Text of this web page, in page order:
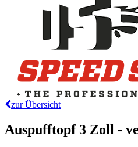
zur Übersicht
Auspufftopf 3 Zoll -